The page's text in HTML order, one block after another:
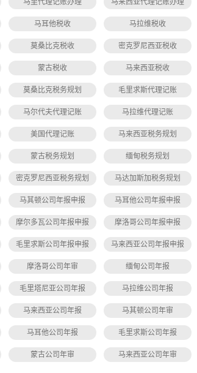
马里代理记账办理 马来西亚代理记账办理
马耳他税收 马拉维税收
莫桑比克税收 密克罗尼西亚税收
蒙古税收 马来西亚税收
莫桑比克税务规划 毛里求斯代理记账
马尔代夫代理记账 马拉维代理记账
美国代理记账 马来西亚税务规划
蒙古税务规划 缅甸税务规划
密克罗尼西亚税务规划 马达加斯加税务规划
马其顿公司年报申报 马耳他公司年报申报
摩尔多瓦公司年报申报 摩洛哥公司年报申报
毛里求斯公司年报申报 马来西亚公司年报申报
摩洛哥公司年审 缅甸公司年报
毛里塔尼亚公司年报 马拉维公司年报
马来西亚公司年报 马其顿公司年审
马耳他公司年报 毛里求斯公司年报
蒙古公司年审 马来西亚公司年审